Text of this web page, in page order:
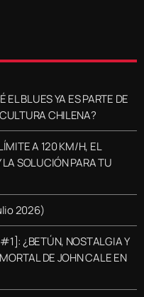
EL BLUES YA ES PARTE DE
CHILENA?
A 120 KM/H, EL
SOLUCIÓN PARA TU
2026)
¿BETÚN, NOSTALGIA Y
DE JOHN CALE EN